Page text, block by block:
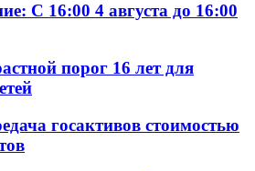
С 16:00 4 августа до 16:00
порог 16 лет для
госактивов стоимостью